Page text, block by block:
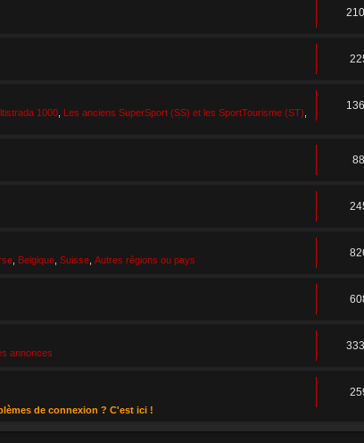
1000, Les anciens SuperSport (SS) et les SportTourisme (ST),
88
, Belgique, Suisse, Autres régions ou pays
annonces
de connexion ? C'est ici !